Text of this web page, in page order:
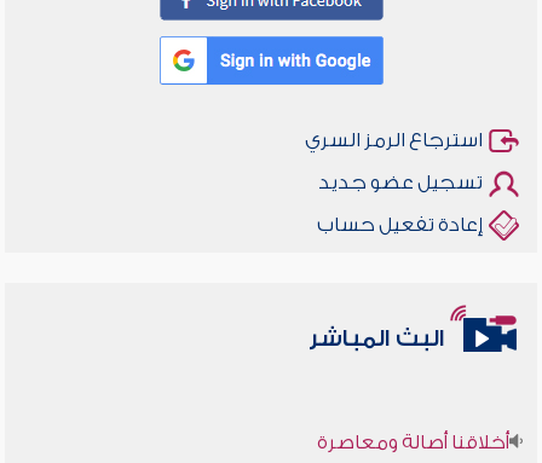
استرجاع الرمز السري
تسجيل عضو جديد
إعادة تفعيل حساب
البث المباشر
أخلاقنا أصالة ومعاصرة